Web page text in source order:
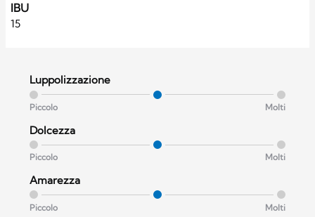
IBU
15
Luppolizzazione
Piccolo Molti
Dolcezza
Piccolo Molti
Amarezza
Piccolo Molti